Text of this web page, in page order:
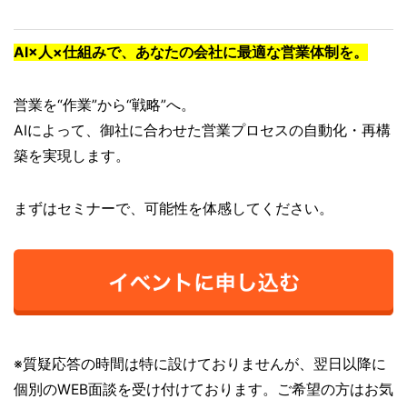
AI×人×仕組みで、あなたの会社に最適な営業体制を。
営業を“作業”から“戦略”へ。
AIによって、御社に合わせた営業プロセスの自動化・再構
築を実現します。
まずはセミナーで、可能性を体感してください。
※質疑応答の時間は特に設けておりませんが、翌日以降に
個別のWEB面談を受け付けております。ご希望の方はお気